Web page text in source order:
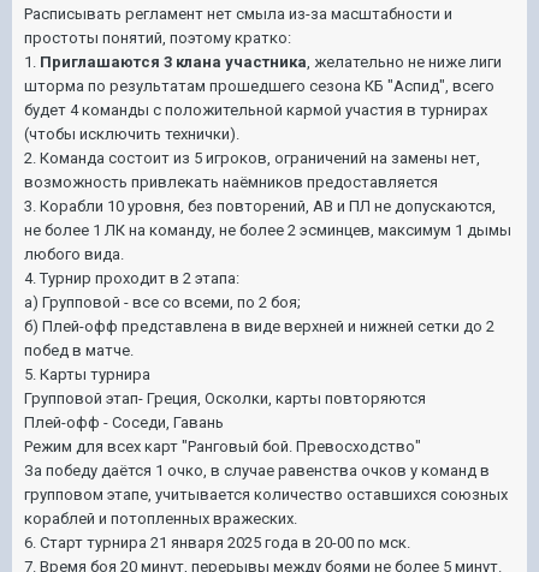
Расписывать регламент нет смыла из-за масштабности и
простоты понятий, поэтому кратко:
1. Приглашаются 3 клана участника, желательно не ниже лиги
шторма по результатам прошедшего сезона КБ "Аспид", всего
будет 4 команды с положительной кармой участия в турнирах
(чтобы исключить технички).
2. Команда состоит из 5 игроков, ограничений на замены нет,
возможность привлекать наёмников предоставляется
3. Корабли 10 уровня, без повторений, АВ и ПЛ не допускаются,
не более 1 ЛК на команду, не более 2 эсминцев, максимум 1 дымы
любого вида.
4. Турнир проходит в 2 этапа:
а) Групповой - все со всеми, по 2 боя;
б) Плей-офф представлена в виде верхней и нижней сетки до 2
побед в матче.
5. Карты турнира
Групповой этап- Греция, Осколки, карты повторяются
Плей-офф - Соседи, Гавань
Режим для всех карт "Ранговый бой. Превосходство"
За победу даётся 1 очко, в случае равенства очков у команд в
групповом этапе, учитывается количество оставшихся союзных
кораблей и потопленных вражеских.
6. Старт турнира 21 января 2025 года в 20-00 по мск.
7. Время боя 20 минут, перерывы между боями не более 5 минут.